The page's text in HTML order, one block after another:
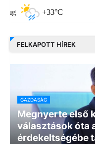
+33°C
FELKAPOTT HÍREK
GAZDASÁG
Megnyerte első
választások óta
érdekeltségébe